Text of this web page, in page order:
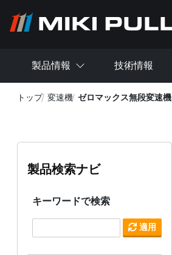
製品情報 技術情報
トップ 変速機 ゼロマックス無段変速機
製品検索ナビ
キーワードで検索
適用